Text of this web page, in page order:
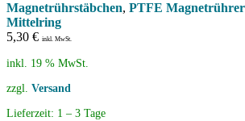
Magnetrührstäbchen, PTFE
Mittelring
5,30 € inkl. MwSt.
inkl. 19 % MwSt.
zzgl. Versand
Lieferzeit: 1 – 3 Tage